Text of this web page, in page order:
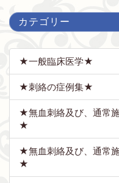
カテゴリー
★一般臨床医学★
★刺絡の症例集★
★無血刺絡及び、通常
★
★無血刺絡及び、通常
★